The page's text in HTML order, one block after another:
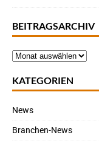
BEITRAGSARCHIV
KATEGORIEN
News
Branchen-News